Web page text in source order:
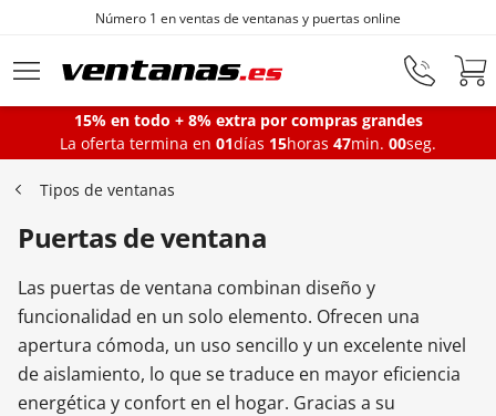
Ir al contenido principal
Número 1 en ventas de ventanas y puertas online
Ventanas
Balconeras
Puertas Entrada
Puertas de garaje
15% en todo + 8% extra por compras grandes
La oferta termina en 01días 15horas 46min. 59seg.
Tipos de ventanas
Puertas de ventana
Las puertas de ventana combinan diseño y
funcionalidad en un solo elemento. Ofrecen una
apertura cómoda, un uso sencillo y un excelente nivel
de aislamiento, lo que se traduce en mayor eficiencia
energética y confort en el hogar. Gracias a su